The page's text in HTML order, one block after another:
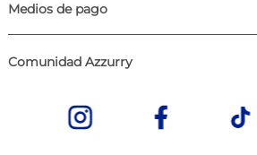
Medios de pago
Comunidad Azzurry